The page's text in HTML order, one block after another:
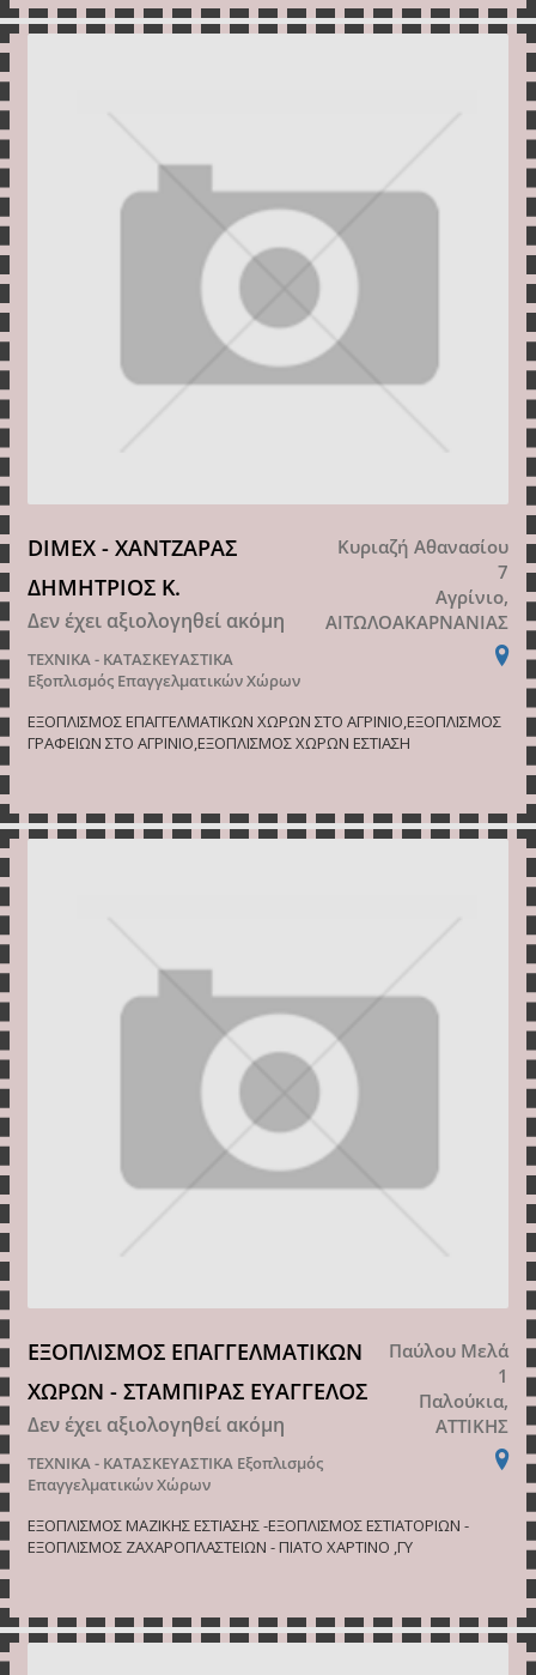
DIMEX - ΧΑΝΤΖΑΡΑΣ
ΔΗΜΗΤΡΙΟΣ Κ.
Δεν έχει αξιολογηθεί ακόμη
ΤΕΧΝΙΚΑ - ΚΑΤΑΣΚΕΥΑΣΤΙΚΑ
Εξοπλισμός Επαγγελματικών Χώρων
Κυριαζή Αθανασίου
7
Αγρίνιο,
ΑΙΤΩΛΟΑΚΑΡΝΑΝΙΑΣ
ΕΞΟΠΛΙΣΜΟΣ ΕΠΑΓΓΕΛΜΑΤΙΚΩΝ ΧΩΡΩΝ ΣΤΟ ΑΓΡΙΝΙΟ,ΕΞΟΠΛΙΣΜΟΣ
ΓΡΑΦΕΙΩΝ ΣΤΟ ΑΓΡΙΝΙΟ,ΕΞΟΠΛΙΣΜΟΣ ΧΩΡΩΝ ΕΣΤΙΑΣΗ
ΕΞΟΠΛΙΣΜΟΣ ΕΠΑΓΓΕΛΜΑΤΙΚΩΝ
ΧΩΡΩΝ - ΣΤΑΜΠΙΡΑΣ ΕΥΑΓΓΕΛΟΣ
Δεν έχει αξιολογηθεί ακόμη
ΤΕΧΝΙΚΑ - ΚΑΤΑΣΚΕΥΑΣΤΙΚΑ Εξοπλισμός
Επαγγελματικών Χώρων
Παύλου Μελά
1
Παλούκια,
ΑΤΤΙΚΗΣ
ΕΞΟΠΛΙΣΜΟΣ ΜΑΖΙΚΗΣ ΕΣΤΙΑΣΗΣ -ΕΞΟΠΛΙΣΜΟΣ ΕΣΤΙΑΤΟΡΙΩΝ -
ΕΞΟΠΛΙΣΜΟΣ ΖΑΧΑΡΟΠΛΑΣΤΕΙΩΝ - ΠΙΑΤΟ ΧΑΡΤΙΝΟ ,ΓΥ